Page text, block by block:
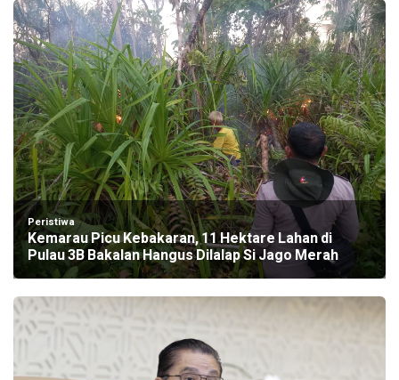
Peristiwa
Kemarau Picu Kebakaran, 11 Hektare Lahan di
Pulau 3B Bakalan Hangus Dilalap Si Jago Merah